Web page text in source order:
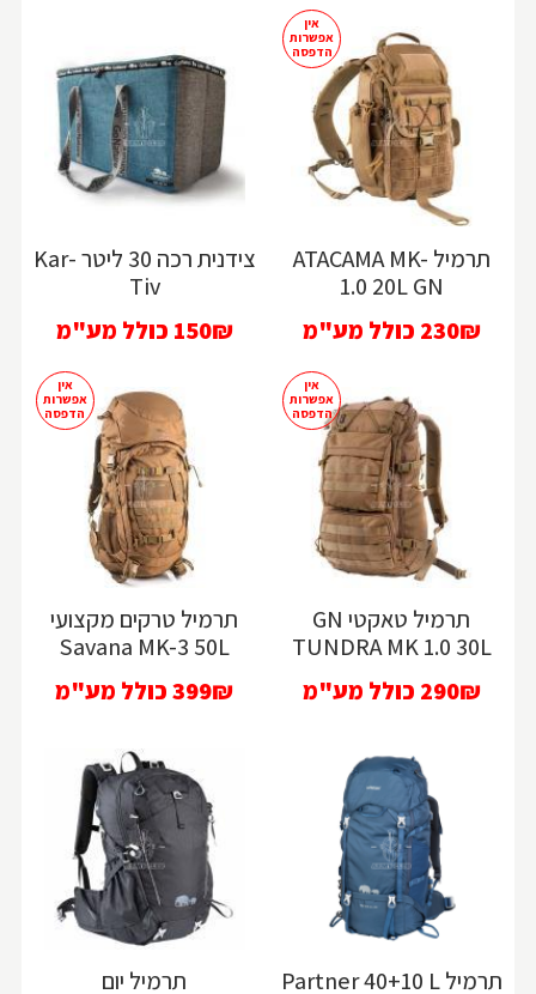
אין
אפשרות
הדפסה
תרמיל ATACAMA MK-
1.0 20L GN
230₪ כולל מע"מ
צידנית רכה 30 ליטר Kar-
Tiv
150₪ כולל מע"מ
אין
אפשרות
הדפסה
תרמיל טאקטי GN
TUNDRA MK 1.0 30L
290₪ כולל מע"מ
אין
אפשרות
הדפסה
תרמיל טרקים מקצועי
Savana MK-3 50L
399₪ כולל מע"מ
תרמיל Partner 40+10 L
תרמיל יום